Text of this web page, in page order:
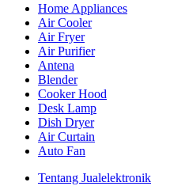
Home Appliances
Air Cooler
Air Fryer
Air Purifier
Antena
Blender
Cooker Hood
Desk Lamp
Dish Dryer
Air Curtain
Auto Fan
Tentang Jualelektronik